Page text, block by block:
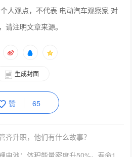
人观点，不代表 电动汽车观察家 对
注明文章来源。
生成封面
赞 65
齐升职，他们有什么故事？